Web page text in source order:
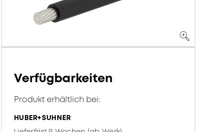
Verfügbarkeiten
Produkt erhältlich bei:
HUBER+SUHNER